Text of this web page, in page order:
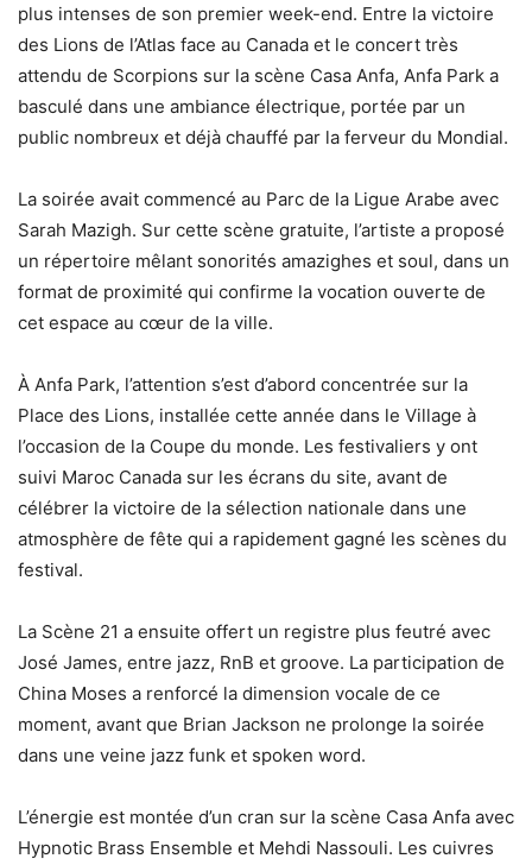
plus intenses de son premier week-end. Entre la victoire
des Lions de l’Atlas face au Canada et le concert très
attendu de Scorpions sur la scène Casa Anfa, Anfa Park a
basculé dans une ambiance électrique, portée par un
public nombreux et déjà chauffé par la ferveur du Mondial.
La soirée avait commencé au Parc de la Ligue Arabe avec
Sarah Mazigh. Sur cette scène gratuite, l’artiste a proposé
un répertoire mêlant sonorités amazighes et soul, dans un
format de proximité qui confirme la vocation ouverte de
cet espace au cœur de la ville.
À Anfa Park, l’attention s’est d’abord concentrée sur la
Place des Lions, installée cette année dans le Village à
l’occasion de la Coupe du monde. Les festivaliers y ont
suivi Maroc Canada sur les écrans du site, avant de
célébrer la victoire de la sélection nationale dans une
atmosphère de fête qui a rapidement gagné les scènes du
festival.
La Scène 21 a ensuite offert un registre plus feutré avec
José James, entre jazz, RnB et groove. La participation de
China Moses a renforcé la dimension vocale de ce
moment, avant que Brian Jackson ne prolonge la soirée
dans une veine jazz funk et spoken word.
L’énergie est montée d’un cran sur la scène Casa Anfa avec
Hypnotic Brass Ensemble et Mehdi Nassouli. Les cuivres